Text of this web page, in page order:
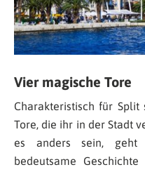
Vier magische Tore
Charakteristisch für
Tore, die ihr in der Stadt
es anders sein,
bedeutsame